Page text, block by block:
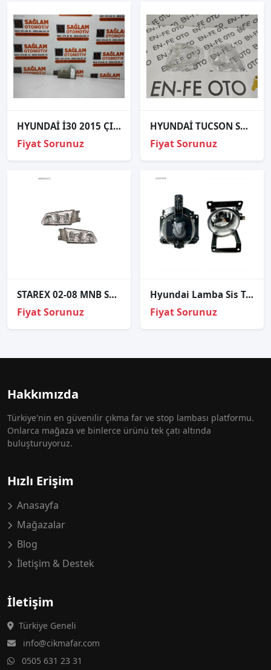
HYUNDAİ İ30 2015 ÇIKMA FAR AYAR DÜĞMESİ OEM; 84730-A6000
Fiyat Sorunuz
HYUNDAİ TUCSON SOL FAR KASASI SIFIR 2021 2022 2023 2024 2025
Fiyat Sorunuz
STAREX 02-08 MNB SAĞ SOL FAR
Fiyat Sorunuz
Hyundai Lamba Sis Tucson 04-10 Sol
Fiyat Sorunuz
Hakkımızda
Türkiye'nin en güvenilir çıkma far ve stop lambası platformu.
Onlarca mağaza ve binlerce ürünü tek çatı altında
buluşturuyoruz.
Hızlı Erişim
Anasayfa
Mağazalar
Blog
İletişim & Destek
İletişim
Türkiye Geneli
info@cikmafar.com
0505 631 23 31